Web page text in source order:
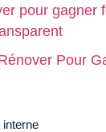
Pour
interne